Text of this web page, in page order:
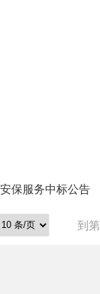
保服务中标公告
到第